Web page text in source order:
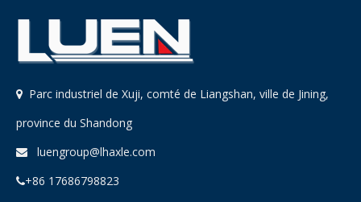
 Parc industriel de Xuji, comté de Liangshan, ville de Jining,
province du Shandong
 luengroup@lhaxle.com
+86 17686798823